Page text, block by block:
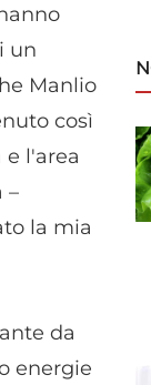
un
Manlio
così
l'area
–
la mia
da
energie